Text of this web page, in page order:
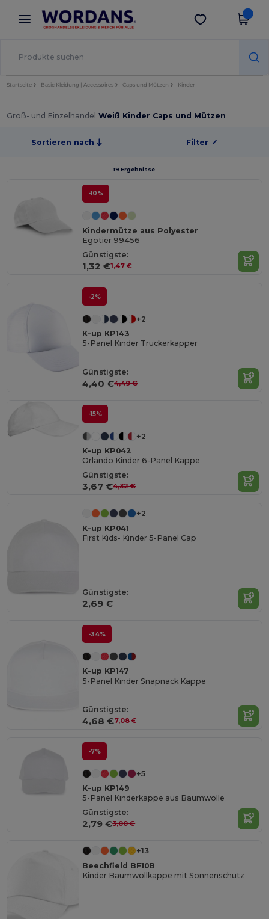
× Wordans App
Bessere Preise in der App!
App holen
Startseite Basic Kleidung | Accessoires Caps und Mützen Kinder
Groß- und Einzelhandel Weiß Kinder Caps und Mützen
Sortieren nach Filter ✓
19 Ergebnisse.
-10%
Kindermütze aus Polyester
Egotier 99456
Günstigste:
1,32 €1,47 €
-2%
+2
K-up KP143
5-Panel Kinder Truckerkapper
Günstigste:
4,40 €4,49 €
-15%
+2
K-up KP042
Orlando Kinder 6-Panel Kappe
Günstigste:
3,67 €4,32 €
+2
K-up KP041
First Kids- Kinder 5-Panel Cap
Günstigste:
2,69 €
-34%
K-up KP147
5-Panel Kinder Snapnack Kappe
Günstigste:
4,68 €7,08 €
-7%
+5
K-up KP149
5-Panel Kinderkappe aus Baumwolle
Günstigste:
2,79 €3,00 €
+13
Beechfield BF10B
Kinder Baumwollkappe mit Sonnenschutz